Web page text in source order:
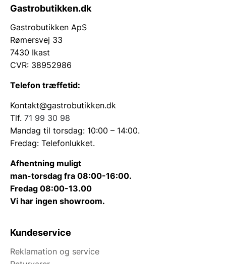
Gastrobutikken.dk
Gastrobutikken ApS
Rømersvej 33
7430 Ikast
CVR: 38952986
Telefon træffetid:
Kontakt@gastrobutikken.dk
Tlf. 71 99 30 98
Mandag til torsdag: 10:00 – 14:00.
Fredag: Telefonlukket.
Afhentning muligt
man-torsdag fra 08:00-16:00.
Fredag 08:00-13.00
Vi har ingen showroom.
Kundeservice
Reklamation og service